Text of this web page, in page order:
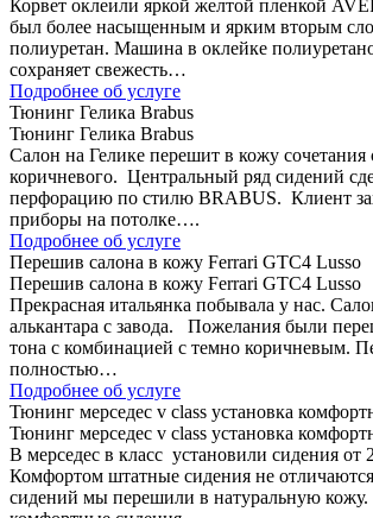
Корвет оклеили яркой желтой пленкой
был более насыщенным и ярким вторым
полиуретан. Машина в оклейке
сохраняет свежесть…
Подробнее об услуге
Тюнинг Гелика Brabus
Тюнинг Гелика Brabus
Салон на Гелике перешит в кожу сочетания
коричневого. Центральный ряд сидений
перфорацию по стилю BRABUS. Клиент
приборы на потолке….
Подробнее об услуге
Перешив салона в кожу Ferrari GTC4 Lusso
Перешив салона в кожу Ferrari GTC4 Lusso
Прекрасная итальянка побывала у нас.
алькантара с завода. Пожелания были
тона с комбинацией с темно коричневым.
полностью…
Подробнее об услуге
Тюнинг мерседес v class установка
Тюнинг мерседес v class установка
В мерседес в класс установили сидения от
Комфортом штатные сидения не
сидений мы перешили в натуральную